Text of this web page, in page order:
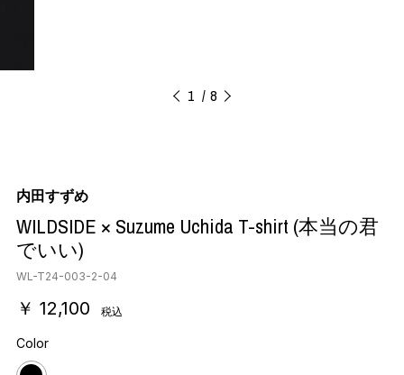
1 8
内田すずめ
WILDSIDE × Suzume Uchida T-shirt (本当の君
でいい)
WL-T24-003-2-04
￥ 12,100 税込
Color